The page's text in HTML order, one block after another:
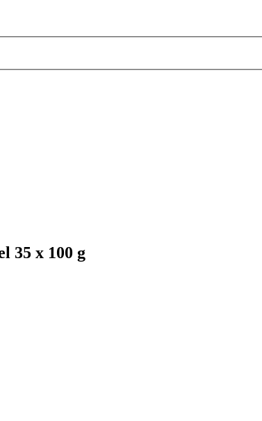
35 x 100 g